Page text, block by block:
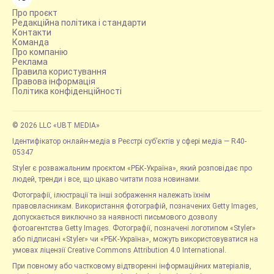
Про проєкт
Редакційна політика і стандарти
Контакти
Команда
Про компанію
Реклама
Правила користування
Правова інформація
Політика конфіденційності
© 2026 LLC «UBT MEDIA»
Ідентифікатор онлайн-медіа в Реєстрі суб’єктів у сфері медіа — R40-
05347
Styler є розважальним проєктом «РБК-Україна», який розповідає про
людей, тренди і все, що цікаво читати поза новинами.
Фотографії, ілюстрації та інші зображення належать їхнім
правовласникам. Використання фотографій, позначених Getty Images,
допускається виключно за наявності письмового дозволу
фотоагентства Getty Images. Фотографії, позначені логотипом «Styler»
або підписані «Styler» чи «РБК-Україна», можуть використовуватися на
умовах ліцензії Creative Commons Attribution 4.0 International.
При повному або частковому відтворенні інформаційних матеріалів,